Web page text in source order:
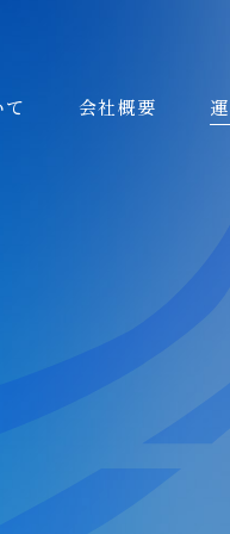
会社概要